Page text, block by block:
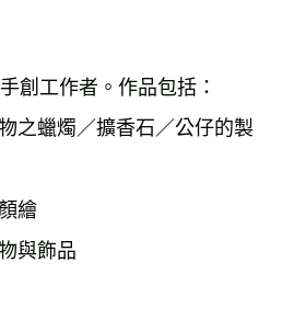
創工作者。作品包括：
之蠟燭／擴香石／公仔的製
繪
與飾品